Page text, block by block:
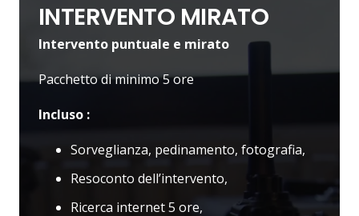
INTERVENTO MIRATO
Intervento puntuale e mirato
Pacchetto di minimo 5 ore
Incluso :
Sorveglianza, pedinamento, fotografia,
Resoconto dell’intervento,
Ricerca internet 5 ore,